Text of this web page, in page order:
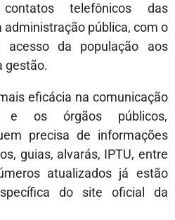
telefônicos das
pública, com o
da população aos
gestão.
eficácia na comunicação
e os órgãos públicos,
precisa de informações
guias, alvarás, IPTU, entre
atualizados já estão
do site oficial da